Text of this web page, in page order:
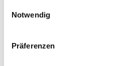
Notwendig
Präferenzen
Manufacturer: